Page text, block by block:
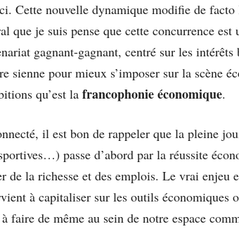
Cette nouvelle dynamique modifie de
je suis pense que cette concurrence est
gagnant-gagnant, centré sur les
pour mieux s’imposer sur la scène
qu’est la francophonie économique.
il est bon de rappeler que la pleine
passe d’abord par la réussite
de la richesse et des emplois. Le vrai
à capitaliser sur les outils économiques
faire de même au sein de notre espace